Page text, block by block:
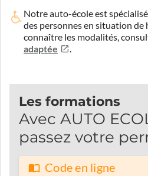
Notre auto-école est
des personnes en situation de
connaître les modalités,
adaptée
.
Les formations
Avec AUTO
passez votre
Code en ligne